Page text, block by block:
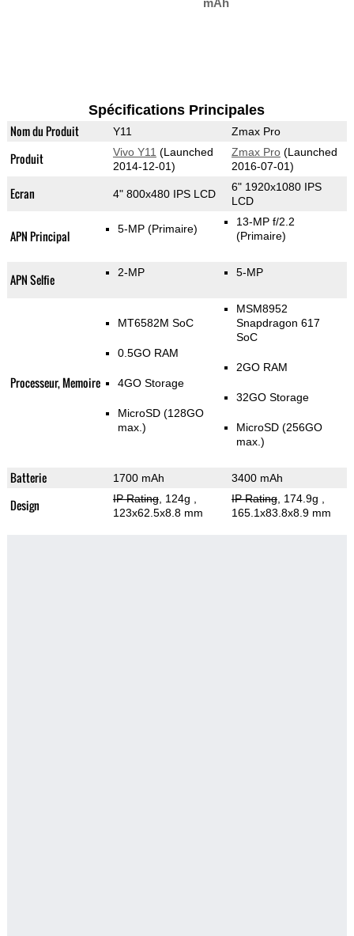
mAh
Spécifications Principales
Nom du Produit Y11 Zmax Pro
Produit Vivo Y11 (Launched
2014-12-01)
Zmax Pro(Launched
2016-07-01)
Ecran 4" 800x480 IPS LCD
6" 1920x1080 IPS
LCD
APN Principal 5-MP (Primaire)
13-MP f/2.2
(Primaire)
APN Selfie 2-MP 5-MP
Processeur, Memoire
MT6582М SoC
0.5GO RAM
4GO Storage
MicroSD (128GO
max.)
MSM8952
Snapdragon 617
SoC
2GO RAM
32GO Storage
MicroSD (256GO
max.)
Batterie 1700 mAh 3400 mAh
Design IP Rating, 124g
123x62.5x8.8 mm
IP Rating, 174.9g
165.1x83.8x8.9 mm